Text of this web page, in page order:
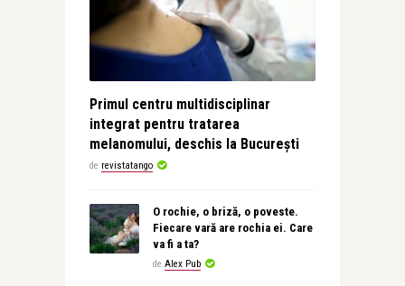
Primul centru multidisciplinar
integrat pentru tratarea
melanomului, deschis la București
de revistatango
O rochie, o briză, o poveste.
Fiecare vară are rochia ei. Care
va fi a ta?
de Alex Pub